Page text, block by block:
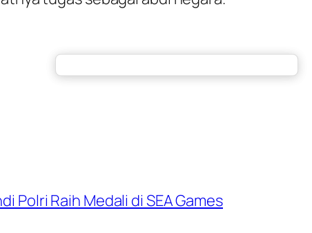
Polri Raih Medali di SEA Games